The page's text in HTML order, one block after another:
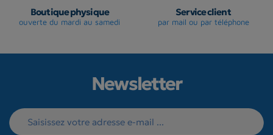
Boutique physique
ouverte du mardi au samedi
Service client
par mail ou par téléphone
Newsletter